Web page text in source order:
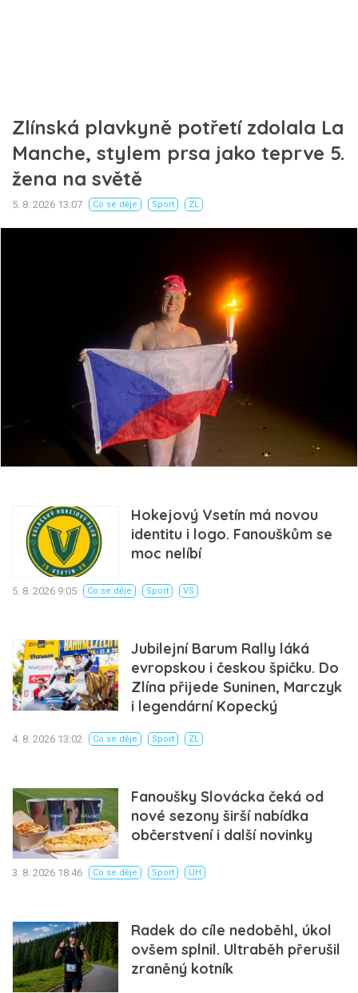
Zlínská plavkyně potřetí zdolala La
Manche, stylem prsa jako teprve 5.
žena na světě
5. 8. 2026 13:07 Co se děje Sport ZL
Hokejový Vsetín má novou
identitu i logo. Fanouškům se
moc nelíbí
5. 8. 2026 9:05 Co se děje Sport VS
Jubilejní Barum Rally láká
evropskou i českou špičku. Do
Zlína přijede Suninen, Marczyk
i legendární Kopecký
4. 8. 2026 13:02 Co se děje Sport ZL
Fanoušky Slovácka čeká od
nové sezony širší nabídka
občerstvení i další novinky
3. 8. 2026 18:46 Co se děje Sport UH
Radek do cíle nedoběhl, úkol
ovšem splnil. Ultraběh přerušil
zraněný kotník